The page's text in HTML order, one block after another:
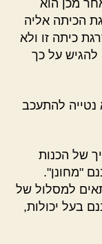
מכן הוא
הכיתה אליה
כיתה זו ולא
להגיש על כך
נטייה להתעכב
של הכנות
"מחונן".
למסלול של
בעל יכולות,